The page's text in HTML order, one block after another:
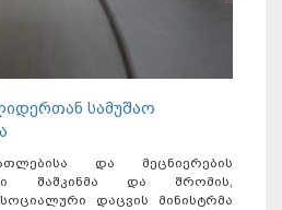
სამუშაო
და მეცნიერების
შაშკინმა და შრომის,
დაცვის მინისტრმა